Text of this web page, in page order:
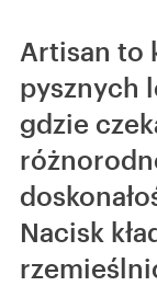
Artisan to
pysznych
gdzie
Nacisk